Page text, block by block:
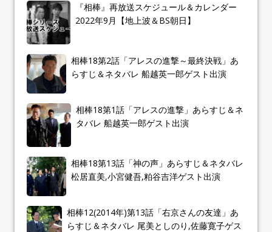
『相棒』再放送スケジュール＆カレンダー
2022年9月【地上波＆BS朝日】
相棒18第2話「アレスの進撃～最終決戦」あ
らすじ＆ネタバレ 船越英一郎ゲスト出演
相棒18第1話「アレスの進撃」あらすじ＆ネ
タバレ 船越英一郎ゲスト出演
相棒18第13話「神の声」あらすじ＆ネタバレ
松居直美,小宮健吾,粕谷吉洋ゲスト出演
相棒12(2014年)第13話「右京さんの友達」あ
らすじ＆ネタバレ 尾美としのり,佐藤寛子ゲス